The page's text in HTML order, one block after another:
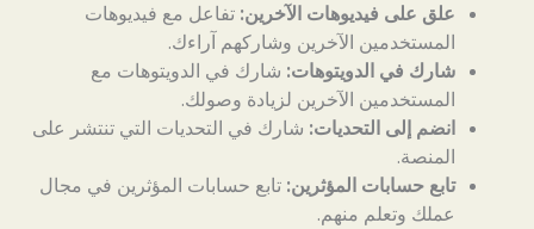
علق على فيديوهات الآخرين: تفاعل مع فيديوهات
المستخدمين الآخرين وشاركهم آراءك.
شارك في الدويتوهات: شارك في الدويتوهات مع
المستخدمين الآخرين لزيادة وصولك.
انضم إلى التحديات: شارك في التحديات التي تنتشر على
المنصة.
تابع حسابات المؤثرين: تابع حسابات المؤثرين في مجال
عملك وتعلم منهم.